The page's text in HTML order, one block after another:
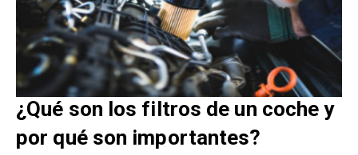
¿Qué son los filtros de un coche y
por qué son importantes?